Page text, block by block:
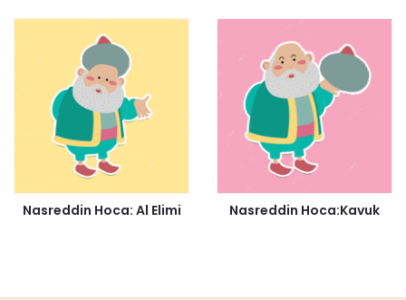
Nasreddin Hoca: Al Elimi Nasreddin Hoca:Kavuk